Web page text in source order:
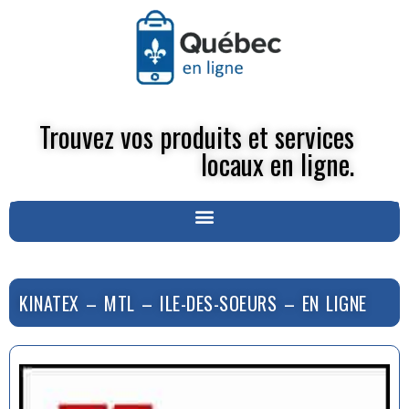
Trouvez vos produits et services
locaux en ligne.
KINATEX – MTL – ILE-DES-SOEURS – EN LIGNE